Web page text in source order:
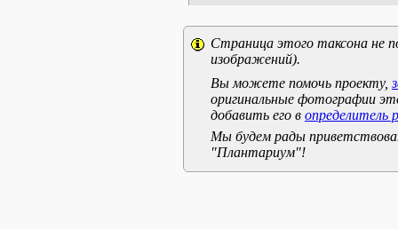
Страница этого таксона не
изображений).
Вы можете помочь проекту,
оригинальные фотографии
добавить его в определитель
Мы будем рады
"Плантариум"!